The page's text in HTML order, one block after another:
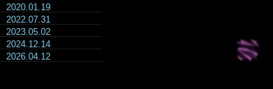
2020.01.19
2022.07.31
2023.05.02
2024.12.14
2026.04.12